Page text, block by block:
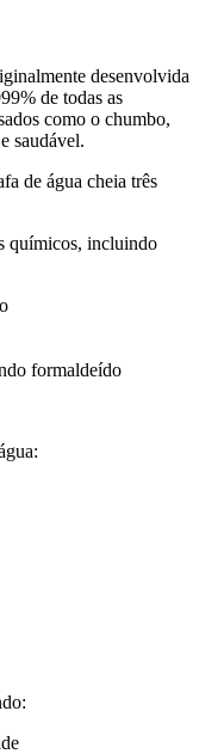
desenvolvida
de todas as
como o chumbo,
saudável.
de água cheia três
químicos, incluindo
formaldeído